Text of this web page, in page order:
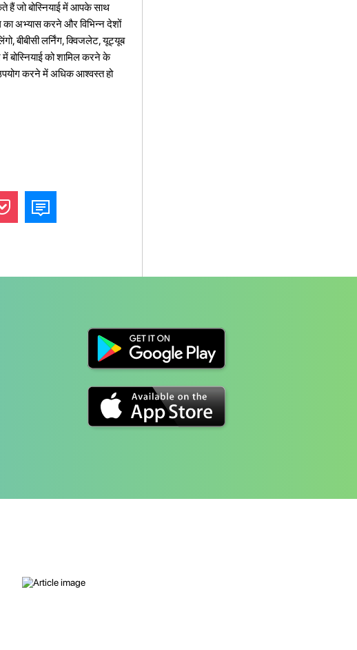
जो बोस्नियाई में आपके साथ
अभ्यास करने और विभिन्न देशों
बीबीसी लर्निंग, क्विजलेट, यूट्यूब
को शामिल करने के
करने में अधिक आश्वस्त हो